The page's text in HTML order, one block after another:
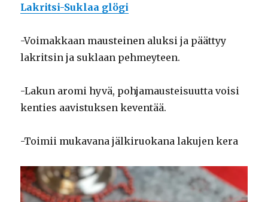
Lakritsi-Suklaa glögi
-Voimakkaan mausteinen aluksi ja päättyy
lakritsin ja suklaan pehmeyteen.
-Lakun aromi hyvä, pohjamausteisuutta voisi
kenties aavistuksen keventää.
-Toimii mukavana jälkiruokana lakujen kera